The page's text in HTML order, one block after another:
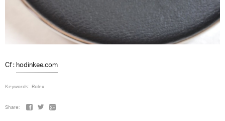
Cf :hodinkee.com
Keywords: Rolex
Share: